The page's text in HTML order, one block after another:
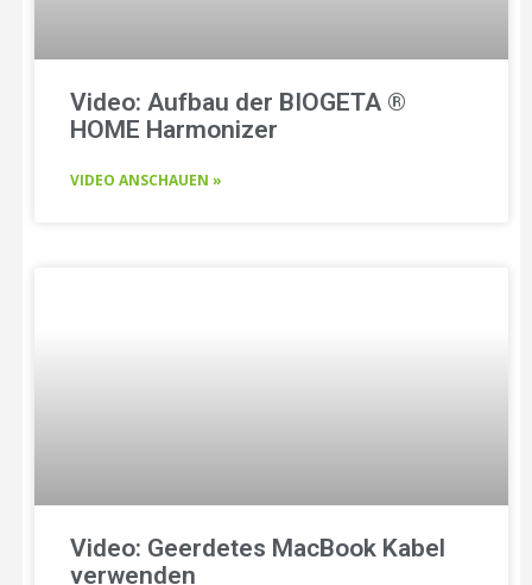
Video: Aufbau der BIOGETA ®
HOME Harmonizer
VIDEO ANSCHAUEN »
Video: Geerdetes MacBook Kabel
verwenden